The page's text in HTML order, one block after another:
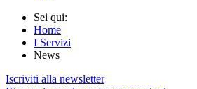
Sei qui:
Home
I Servizi
News
Iscriviti alla newsletter